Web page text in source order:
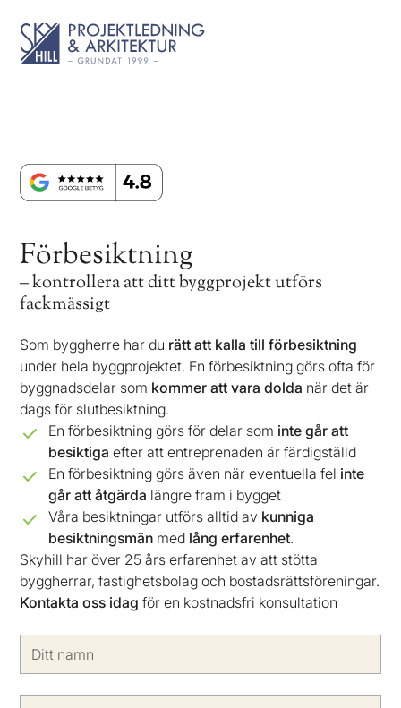
Förbesiktning
– kontrollera att ditt byggprojekt utförs
fackmässigt
Som byggherre har du rätt att kalla till förbesiktning
under hela byggprojektet. En förbesiktning görs ofta för
byggnadsdelar som kommer att vara dolda när det är
dags för slutbesiktning.
En förbesiktning görs för delar som inte går att
besiktigaefter att entreprenaden är färdigställd
En förbesiktning görs även när eventuella fel inte
går att åtgärda längre fram i bygget
Våra besiktningar utförs alltid av kunniga
besiktningsmän med lång erfarenhet.
Skyhill har över 25 års erfarenhet av att stötta
byggherrar, fastighetsbolag och bostadsrättsföreningar.
Kontakta oss idagför en kostnadsfri konsultation